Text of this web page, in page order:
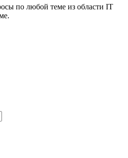
по любой теме из области IT